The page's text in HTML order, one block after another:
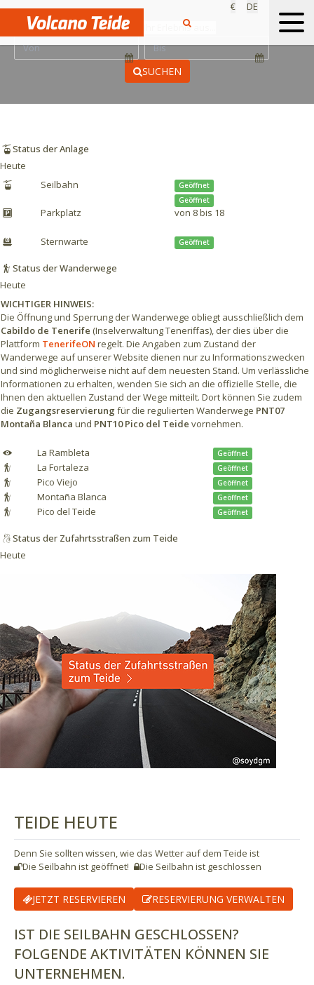
€
DE
Wählen Sie Ihr Erlebnis aus...
SUCHEN
Status der Anlage
Heute
Seilbahn
Geöffnet
Parkplatz
Geöffnet
von 8 bis 18
Sternwarte Geöffnet
Status der Wanderwege
Heute
WICHTIGER HINWEIS:
Die Öffnung und Sperrung der Wanderwege obliegt ausschließlich dem
Cabildo de Tenerife (Inselverwaltung Teneriffas), der dies über die
Plattform TenerifeON regelt. Die Angaben zum Zustand der
Wanderwege auf unserer Website dienen nur zu Informationszwecken
und sind möglicherweise nicht auf dem neuesten Stand. Um verlässliche
Informationen zu erhalten, wenden Sie sich an die offizielle Stelle, die
Ihnen den aktuellen Zustand der Wege mitteilt. Dort können Sie zudem
die Zugangsreservierung für die regulierten Wanderwege PNT07
Montaña Blanca und PNT10 Pico del Teide vornehmen.
La Rambleta Geöffnet
La Fortaleza Geöffnet
Pico Viejo Geöffnet
Montaña Blanca Geöffnet
Pico del Teide Geöffnet
Status der Zufahrtsstraßen zum Teide
Heute
TEIDE HEUTE
Denn Sie sollten wissen, wie das Wetter auf dem Teide ist
Die Seilbahn ist geöffnet!
JETZT RESERVIEREN
Die Seilbahn ist geschlossen
RESERVIERUNG VERWALTEN
IST DIE SEILBAHN GESCHLOSSEN?
FOLGENDE AKTIVITÄTEN KÖNNEN SIE
UNTERNEHMEN.